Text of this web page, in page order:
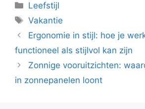
Categorieën
Leefstijl
Tags
Vakantie
Ergonomie in stijl: hoe je
functioneel als stijlvol kan zijn
Zonnige vooruitzichten:
in zonnepanelen loont